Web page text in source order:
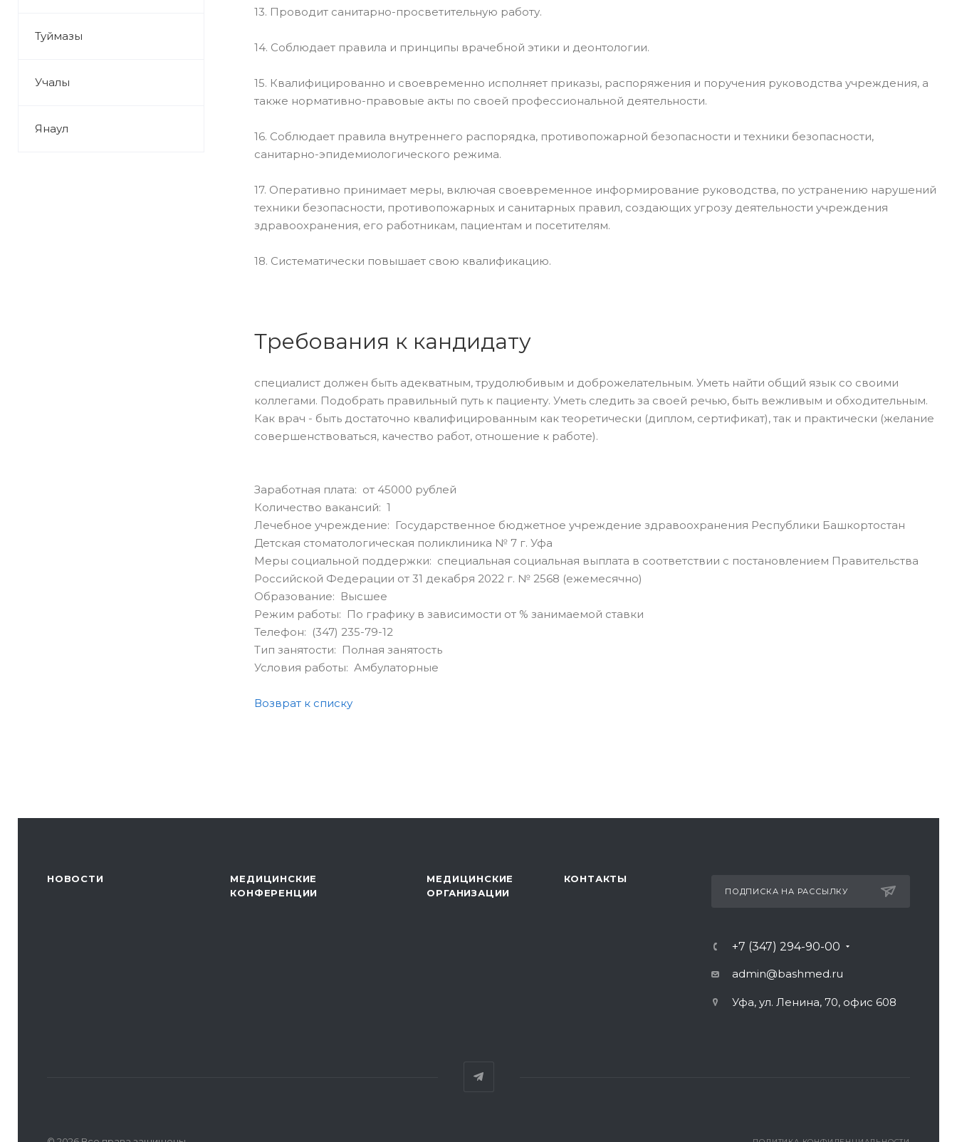
Туймазы
Учалы
Янаул
13. Проводит санитарно-просветительную работу.
14. Соблюдает правила и принципы врачебной этики и деонтологии.
15. Квалифицированно и своевременно исполняет приказы, распоряжения и поручения руководства учреждения, а
также нормативно-правовые акты по своей профессиональной деятельности.
16. Соблюдает правила внутреннего распорядка, противопожарной безопасности и техники безопасности,
санитарно-эпидемиологического режима.
17. Оперативно принимает меры, включая своевременное информирование руководства, по устранению нарушений
техники безопасности, противопожарных и санитарных правил, создающих угрозу деятельности учреждения
здравоохранения, его работникам, пациентам и посетителям.
18. Систематически повышает свою квалификацию.
Требования к кандидату
специалист должен быть адекватным, трудолюбивым и доброжелательным. Уметь найти общий язык со своими
коллегами. Подобрать правильный путь к пациенту. Уметь следить за своей речью, быть вежливым и обходительным.
Как врач - быть достаточно квалифицированным как теоретически (диплом, сертификат), так и практически (желание
совершенствоваться, качество работ, отношение к работе).
Заработная плата: от 45000 рублей
Количество вакансий: 1
Лечебное учреждение: Государственное бюджетное учреждение здравоохранения Республики Башкортостан
Детская стоматологическая поликлиника № 7 г. Уфа
Меры социальной поддержки: специальная социальная выплата в соответствии с постановлением Правительства
Российской Федерации от 31 декабря 2022 г. № 2568 (ежемесячно)
Образование: Высшее
Режим работы: По графику в зависимости от % занимаемой ставки
Телефон: (347) 235-79-12
Тип занятости: Полная занятость
Условия работы: Амбулаторные
Возврат к списку
НОВОСТИ
МЕДИЦИНСКИЕ
КОНФЕРЕНЦИИ
МЕДИЦИНСКИЕ
ОРГАНИЗАЦИИ
КОНТАКТЫ
ПОДПИСКА НА РАССЫЛКУ
+7 (347) 294-90-00
admin@bashmed.ru
Уфа, ул. Ленина, 70, офис 608